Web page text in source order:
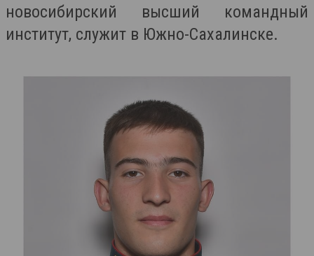
новосибирский высший командный
институт, служит в Южно-Сахалинске.